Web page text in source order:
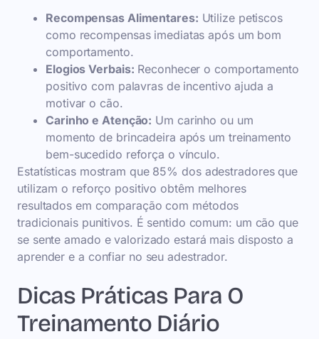
Recompensas Alimentares: Utilize petiscos
como recompensas imediatas após um bom
comportamento.
Elogios Verbais: Reconhecer o comportamento
positivo com palavras de incentivo ajuda a
motivar o cão.
Carinho e Atenção: Um carinho ou um
momento de brincadeira após um treinamento
bem-sucedido reforça o vínculo.
Estatísticas mostram que 85% dos adestradores que
utilizam o reforço positivo obtêm melhores
resultados em comparação com métodos
tradicionais punitivos. É sentido comum: um cão que
se sente amado e valorizado estará mais disposto a
aprender e a confiar no seu adestrador.
Dicas Práticas Para O
Treinamento Diário